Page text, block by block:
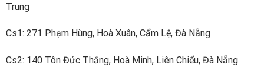
Trung
Cs1: 271 Phạm Hùng, Hoà Xuân, Cẩm Lệ, Đà Nẵng
Cs2: 140 Tôn Đức Thắng, Hoà Minh, Liên Chiểu, Đà Nẵng